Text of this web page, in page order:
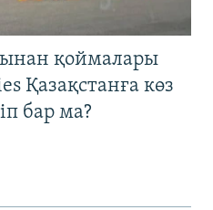
қоймалары
Қазақстанға көз
бар ма?